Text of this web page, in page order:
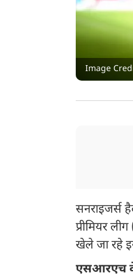
Image
सनराइजर्स
प्रीमियर
खेले जा रहे
एसआरएच के